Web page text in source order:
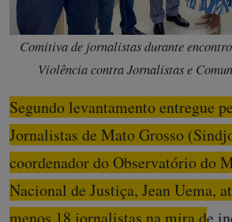
Comitiva de jornalistas durante
Violência contra Jornalistas e
Segundo levantamento entregue
Jornalistas de Mato Grosso
coordenador do Observatório do
Nacional de Justiça, Jean Uema,
menos 18 jornalistas na mira de